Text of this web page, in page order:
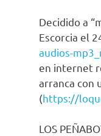
Decidido a
Escorcia el
audios-
en internet
arranca con
(https://
LOS